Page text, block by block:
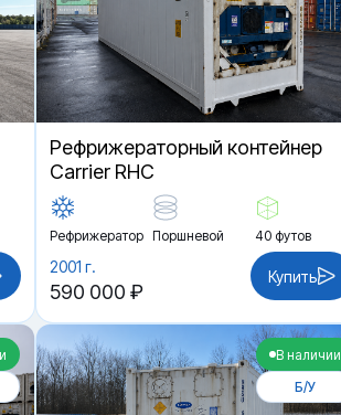
Рефрижераторный контейнер
Carrier RHC
Рефрижератор Поршневой 40 футов
2001 г.
590 000 ₽
Купить
В наличии
Б/У